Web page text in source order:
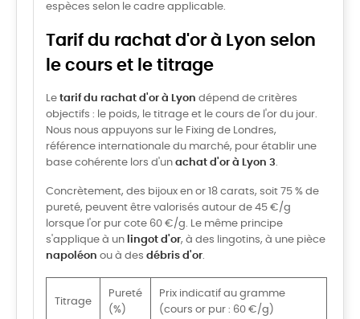
espèces selon le cadre applicable.
Tarif du rachat d'or à Lyon selon
le cours et le titrage
Le tarif du rachat d'or à Lyon dépend de critères
objectifs : le poids, le titrage et le cours de l'or du jour.
Nous nous appuyons sur le Fixing de Londres,
référence internationale du marché, pour établir une
base cohérente lors d'un achat d'or à Lyon 3.
Concrètement, des bijoux en or 18 carats, soit 75 % de
pureté, peuvent être valorisés autour de 45 €/g
lorsque l'or pur cote 60 €/g. Le même principe
s'applique à un lingot d'or, à des lingotins, à une pièce
napoléon ou à des débris d'or.
Titrage
Pureté
(%)
Prix indicatif au gramme
(cours or pur : 60 €/g)